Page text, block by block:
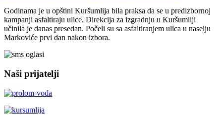
Godinama je u opštini Kuršumlija bila praksa da se u predizbornoj
kampanji asfaltiraju ulice. Direkcija za izgradnju u Kuršumliji
učinila je danas presedan. Počeli su sa asfaltiranjem ulica u naselju
Markoviće prvi dan nakon izbora.
Naši prijatelji